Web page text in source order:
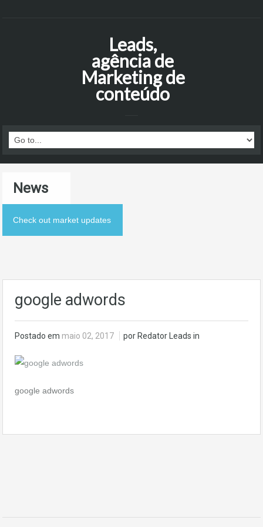
Leads,
agência de
Marketing de
conteúdo
News
Check out market updates
google adwords
Postado em maio 02, 2017 por Redator Leads in
google adwords